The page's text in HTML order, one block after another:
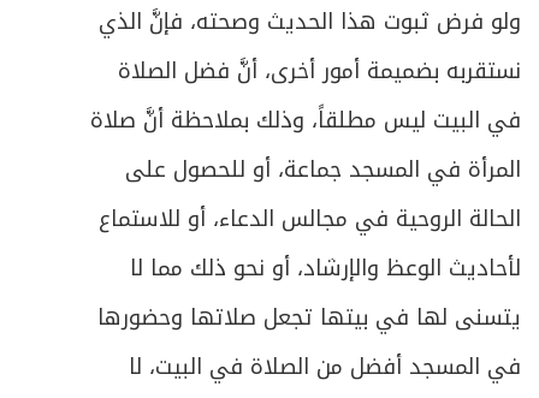
ولو فرض ثبوت هذا الحديث وصحته، فإنَّ الذي
نستقربه بضميمة أمور أخرى، أنَّ فضل الصلاة
في البيت ليس مطلقاً، وذلك بملاحظة أنَّ صلاة
المرأة في المسجد جماعة، أو للحصول على
الحالة الروحية في مجالس الدعاء، أو للاستماع
لأحاديث الوعظ والإرشاد، أو نحو ذلك مما لا
يتسنى لها في بيتها تجعل صلاتها وحضورها
في المسجد أفضل من الصلاة في البيت، لا